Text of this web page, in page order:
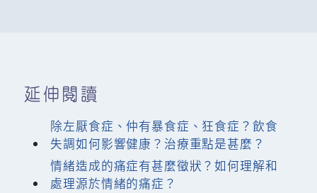
延伸閱讀
除左厭食症、仲有暴食症、狂食症？飲食
失調如何影響健康？治療重點是甚麼？
情緒造成的痛症有甚麼徵狀？如何理解和
處理源於情緒的痛症？